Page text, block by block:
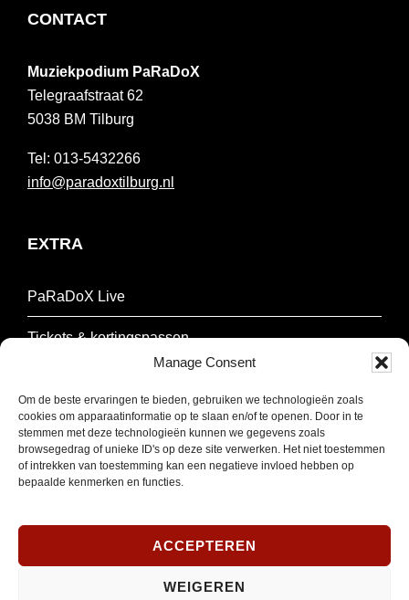
Manage Consent
Om de beste ervaringen te bieden, gebruiken we technologieën zoals
cookies om apparaatinformatie op te slaan en/of te openen. Door in te
stemmen met deze technologieën kunnen we gegevens zoals
browsegedrag of unieke ID's op deze site verwerken. Het niet toestemmen
of intrekken van toestemming kan een negatieve invloed hebben op
bepaalde kenmerken en functies.
ACCEPTEREN
WEIGEREN
FOOTER
CONTACT
Muziekpodium PaRaDoX
Telegraafstraat 62
5038 BM Tilburg
013-5432266
info@paradoxtilburg.nl
EXTRA
PaRaDoX Live
Tickets & kortingspassen
Over Paradox
Contact & Parkeren
NIEUWSBRIEF